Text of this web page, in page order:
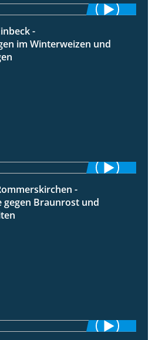
-
im Winterweizen und
-
gegen Braunrost und